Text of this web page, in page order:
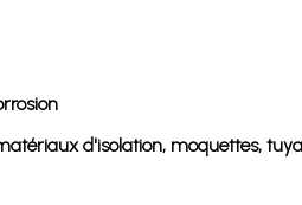
d'isolation, moquettes,